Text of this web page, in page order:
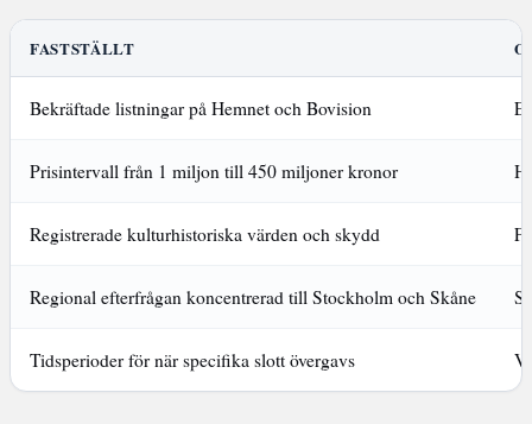
FASTSTÄLLT
Bekräftade listningar på Hemnet och Bovision
Prisintervall från 1 miljon till 450 miljoner kronor
Registrerade kulturhistoriska värden och skydd
Regional efterfrågan koncentrerad till Stockholm och Skåne
Tidsperioder för när specifika slott övergavs